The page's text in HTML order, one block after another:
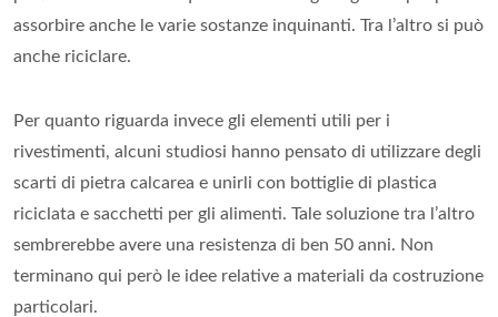
assorbire anche le varie sostanze inquinanti. Tra l’altro si può
anche riciclare.
Per quanto riguarda invece gli elementi utili per i
rivestimenti, alcuni studiosi hanno pensato di utilizzare degli
scarti di pietra calcarea e unirli con bottiglie di plastica
riciclata e sacchetti per gli alimenti. Tale soluzione tra l’altro
sembrerebbe avere una resistenza di ben 50 anni. Non
terminano qui però le idee relative a materiali da costruzione
particolari.